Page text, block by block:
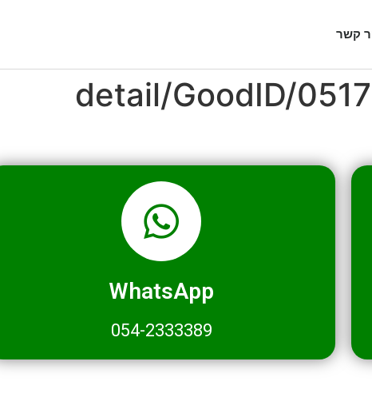
קשר
detail/GoodID/
WhatsApp
054-2333389